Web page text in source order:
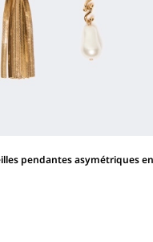
pendantes asymétriques en